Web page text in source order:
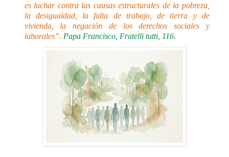
es luchar contra las causas estructurales de la pobreza,
la desigualdad, la falta de trabajo, de tierra y de
vivienda, la negación de los derechos sociales y
laborales”. Papa Francisco, Fratelli tutti, 116.